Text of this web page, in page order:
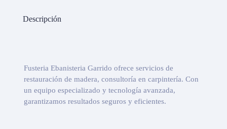
Descripción
Fusteria Ebanisteria Garrido ofrece servicios de
restauración de madera, consultoría en carpintería. Con
un equipo especializado y tecnología avanzada,
garantizamos resultados seguros y eficientes.